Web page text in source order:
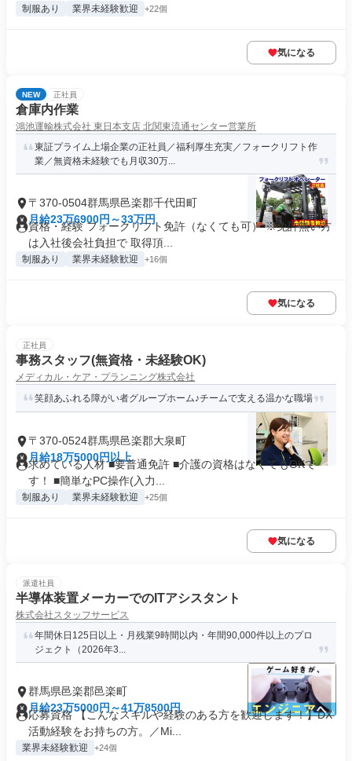
制服あり 業界未経験歓迎 +22個
気になる
NEW 正社員
倉庫内作業
鴻池運輸株式会社 東日本支店 北関東流通センター営業所
東証プライム上場企業の正社員／福利厚生充実／フォークリフト作
業／無資格未経験でも月収30万...
〒370-0504群馬県邑楽郡千代田町
月給23万6900円～33万円
資格・経験 フォークリフト免許（なくても可） ※免許無い方
は入社後会社負担で 取得頂...
制服あり 業界未経験歓迎 +16個
気になる
正社員
事務スタッフ(無資格・未経験OK)
メディカル・ケア・プランニング株式会社
笑顔あふれる障がい者グループホーム♪チームで支える温かな職場
〒370-0524群馬県邑楽郡大泉町
月給18万5000円以上
求めている人材 ■要普通免許 ■介護の資格はなくてもOKで
す！ ■簡単なPC操作(入力...
制服あり 業界未経験歓迎 +25個
気になる
派遣社員
半導体装置メーカーでのITアシスタント
株式会社スタッフサービス
年間休日125日以上・月残業9時間以内・年間90,000件以上のプロ
ジェクト（2026年3...
群馬県邑楽郡邑楽町
月給23万5000円～41万8500円
応募資格 【こんなスキルや経験のある方を歓迎します！】DX
活動経験をお持ちの方。／Mi...
業界未経験歓迎 +24個